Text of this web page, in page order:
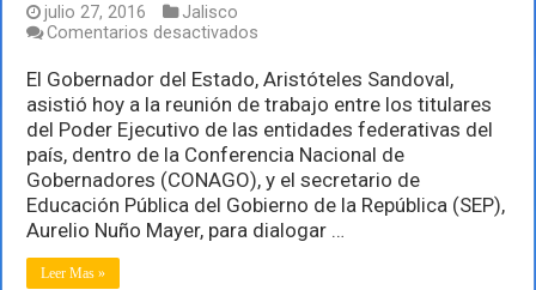
julio 27, 2016
Jalisco
Comentarios desactivados
Aristóteles
a
análisis
del
Modelo
Educativo
2016
El Gobernador del Estado, Aristóteles Sandoval,
asistió hoy a la reunión de trabajo entre los titulares
del Poder Ejecutivo de las entidades federativas del
país, dentro de la Conferencia Nacional de
Gobernadores (CONAGO), y el secretario de
Educación Pública del Gobierno de la República (SEP),
Aurelio Nuño Mayer, para dialogar …
Leer Mas »